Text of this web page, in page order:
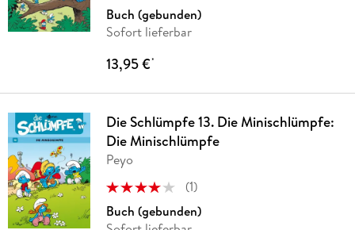
Buch (gebunden)
Sofort lieferbar
13,95 €*
Die Schlümpfe 13. Die Minischlümpfe:
Die Minischlümpfe
Peyo
(1)
Buch (gebunden)